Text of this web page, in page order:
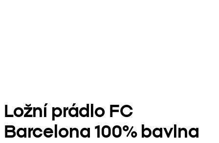
Ložní prádlo FC
Barcelona 100% bavlna